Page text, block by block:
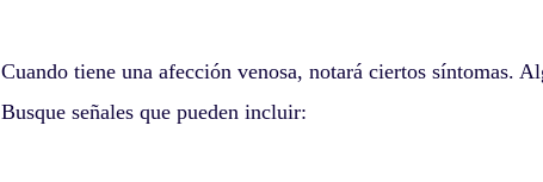
Cuando tiene una afección venosa, notará ciertos síntomas.
Busque señales que pueden incluir: